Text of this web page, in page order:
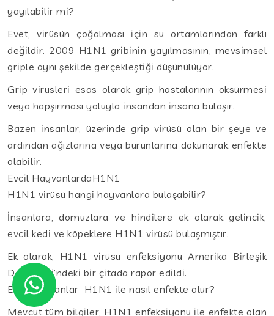
yayılabilir mi?
Evet, virüsün çoğalması için su ortamlarından farklı
değildir. 2009 H1N1 gribinin yayılmasının, mevsimsel
griple aynı şekilde gerçekleştiği düşünülüyor.
Grip virüsleri esas olarak grip hastalarının öksürmesi
veya hapşırması yoluyla insandan insana bulaşır.
Bazen insanlar, üzerinde grip virüsü olan bir şeye ve
ardından ağızlarına veya burunlarına dokunarak enfekte
olabilir.
Evcil HayvanlardaH1N1
H1N1 virüsü hangi hayvanlara bulaşabilir?
İnsanlara, domuzlara ve hindilere ek olarak gelincik,
evcil kedi ve köpeklere H1N1 virüsü bulaşmıştır.
Ek olarak, H1N1 virüsü enfeksiyonu Amerika Birleşik
Devletleri’ndeki bir çitada rapor edildi.
Evcil hayvanlar H1N1 ile nasıl enfekte olur?
Mevcut tüm bilgiler, H1N1 enfeksiyonu ile enfekte olan